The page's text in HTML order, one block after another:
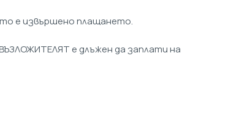
е извършено плащането.
е длъжен да заплати на